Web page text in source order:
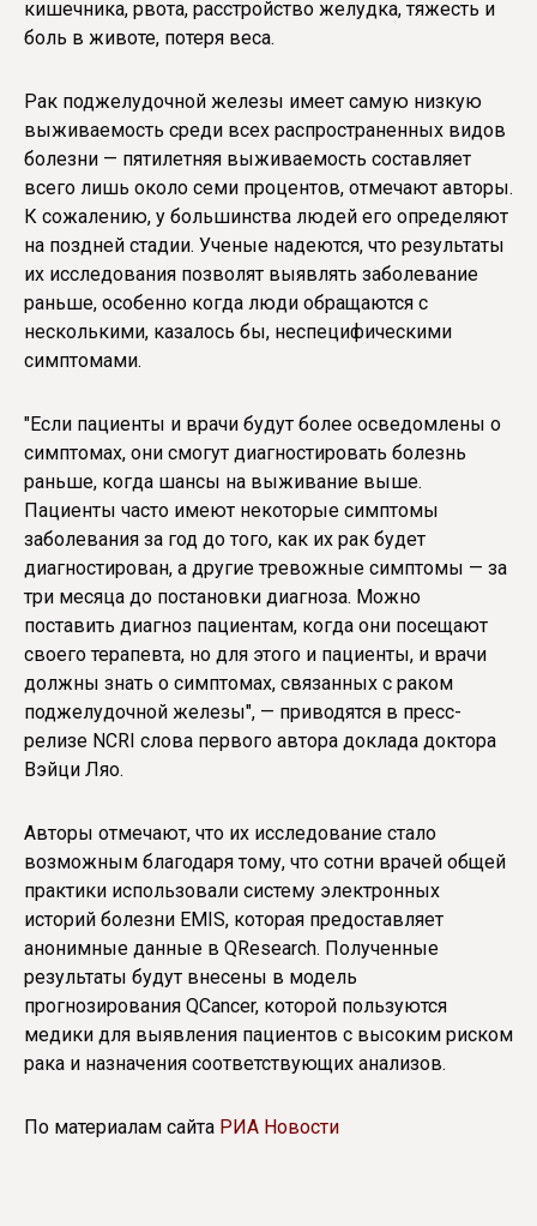
кишечника, рвота, расстройство желудка, тяжесть и
боль в животе, потеря веса.
Рак поджелудочной железы имеет самую низкую
выживаемость среди всех распространенных видов
болезни — пятилетняя выживаемость составляет
всего лишь около семи процентов, отмечают авторы.
К сожалению, у большинства людей его определяют
на поздней стадии. Ученые надеются, что результаты
их исследования позволят выявлять заболевание
раньше, особенно когда люди обращаются с
несколькими, казалось бы, неспецифическими
симптомами.
"Если пациенты и врачи будут более осведомлены о
симптомах, они смогут диагностировать болезнь
раньше, когда шансы на выживание выше.
Пациенты часто имеют некоторые симптомы
заболевания за год до того, как их рак будет
диагностирован, а другие тревожные симптомы — за
три месяца до постановки диагноза. Можно
поставить диагноз пациентам, когда они посещают
своего терапевта, но для этого и пациенты, и врачи
должны знать о симптомах, связанных с раком
поджелудочной железы", — приводятся в пресс-
релизе NCRI слова первого автора доклада доктора
Вэйци Ляо.
Авторы отмечают, что их исследование стало
возможным благодаря тому, что сотни врачей общей
практики использовали систему электронных
историй болезни EMIS, которая предоставляет
анонимные данные в QResearch. Полученные
результаты будут внесены в модель
прогнозирования QCancer, которой пользуются
медики для выявления пациентов с высоким риском
рака и назначения соответствующих анализов.
По материалам сайта РИА Новости